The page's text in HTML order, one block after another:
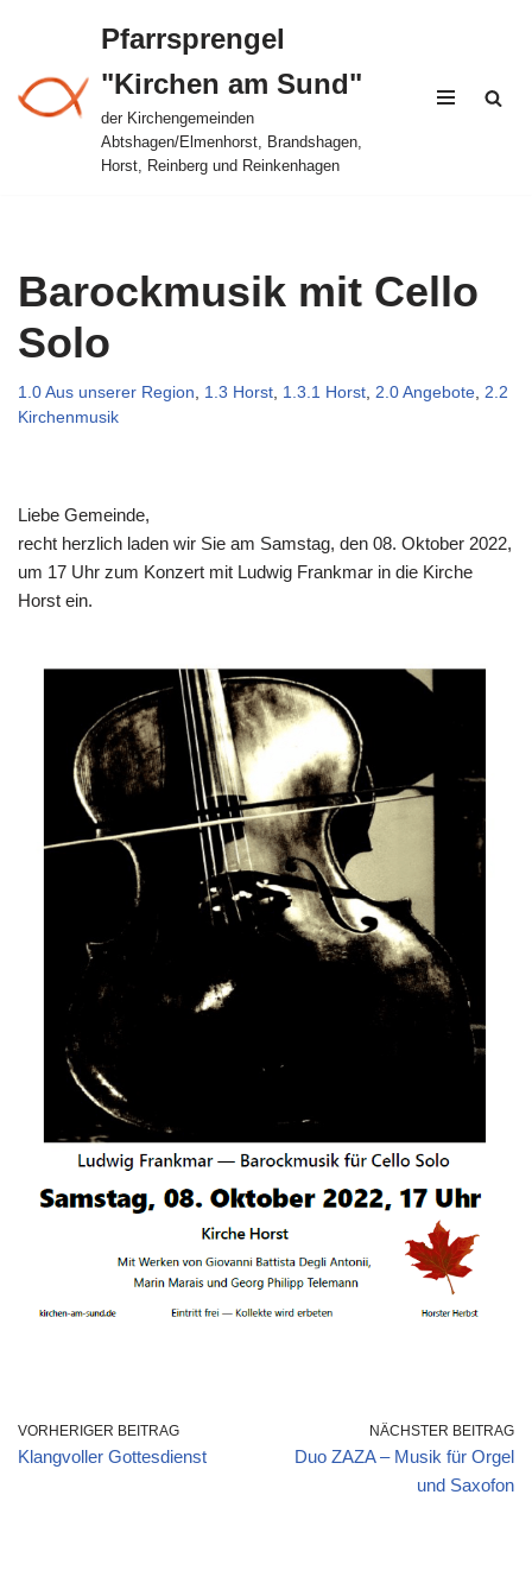
Inhalt
springen
Pfarrsprengel
"Kirchen am Sund"
der Kirchengemeinden
Abtshagen/Elmenhorst, Brandshagen,
Horst, Reinberg und Reinkenhagen
Barockmusik mit Cello
Solo
1.0 Aus unserer Region, 1.3 Horst, 1.3.1 Horst, 2.0 Angebote, 2.2
Kirchenmusik
Liebe Gemeinde,
recht herzlich laden wir Sie am Samstag, den 08. Oktober 2022,
um 17 Uhr zum Konzert mit Ludwig Frankmar in die Kirche
Horst ein.
VORHERIGER BEITRAG
Klangvoller Gottesdienst
NÄCHSTER BEITRAG
Duo ZAZA – Musik für Orgel
und Saxofon